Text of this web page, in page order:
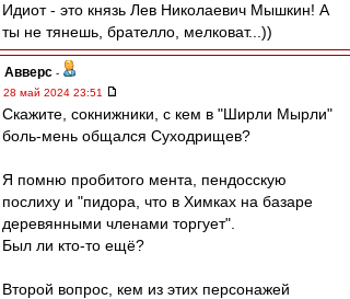
Идиот - это князь Лев Николаевич Мышкин! А
ты не тянешь, брателло, мелковат...))
Авверс -
28 май 2024 23:51
Скажите, сокнижники, с кем в "Ширли Мырли"
боль-мень общался Суходрищев?
Я помню пробитого мента, пендосскую
послиху и "пидора, что в Химках на базаре
деревянными членами торгует".
Был ли кто-то ещё?
Второй вопрос, кем из этих персонажей